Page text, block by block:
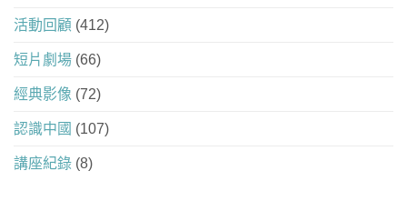
活動回顧 (412)
短片劇場 (66)
經典影像 (72)
認識中國 (107)
講座紀錄 (8)